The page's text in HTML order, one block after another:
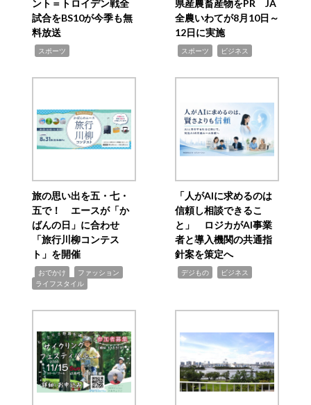
ント＝トロイデン戦全
試合をBS10が今季も無
料放送
スポーツ
県産農畜産物をPR JA
全農いわてが8月10日～
12日に実施
スポーツ ビジネス
旅の思い出を五・七・
五で！ エースが「か
ばんの日」に合わせ
「旅行川柳コンテス
ト」を開催
おでかけ ファッション
ライフスタイル
「人がAIに求めるのは
信頼し相談できるこ
と」 ロジカがAI事業
者と導入機関の共通指
針案を策定へ
デジもの ビジネス